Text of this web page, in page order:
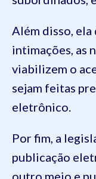
Além disso, ela
intimações, as
viabilizem o
sejam feitas
eletrônico.
Por fim, a
publicação
outro meio e